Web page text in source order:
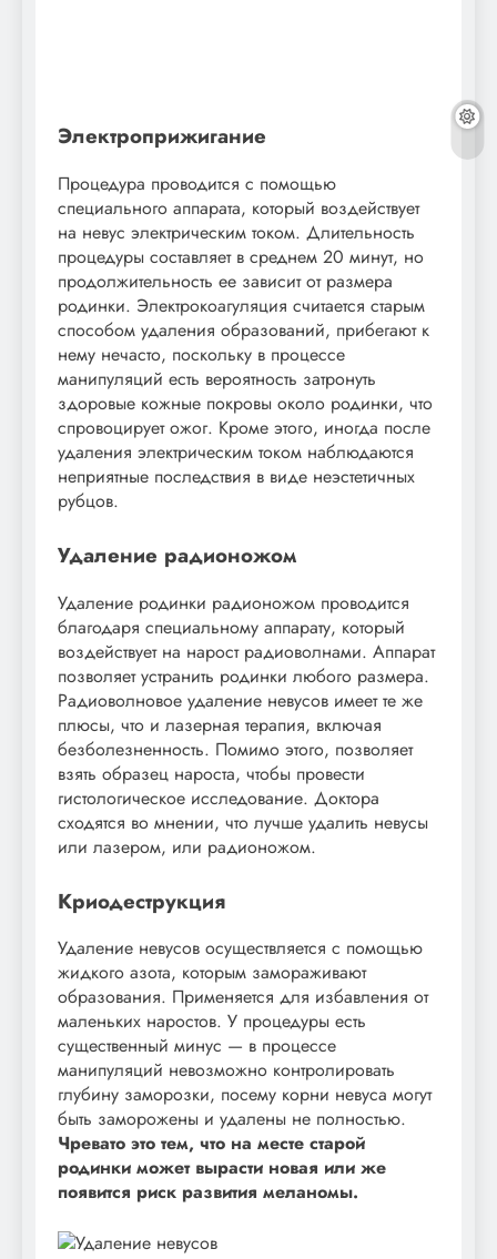
Электроприжигание
Процедура проводится с помощью
специального аппарата, который воздействует
на невус электрическим током. Длительность
процедуры составляет в среднем 20 минут, но
продолжительность ее зависит от размера
родинки. Электрокоагуляция считается старым
способом удаления образований, прибегают к
нему нечасто, поскольку в процессе
манипуляций есть вероятность затронуть
здоровые кожные покровы около родинки, что
спровоцирует ожог. Кроме этого, иногда после
удаления электрическим током наблюдаются
неприятные последствия в виде неэстетичных
рубцов.
Удаление радионожом
Удаление родинки радионожом проводится
благодаря специальному аппарату, который
воздействует на нарост радиоволнами. Аппарат
позволяет устранить родинки любого размера.
Радиоволновое удаление невусов имеет те же
плюсы, что и лазерная терапия, включая
безболезненность. Помимо этого, позволяет
взять образец нароста, чтобы провести
гистологическое исследование. Доктора
сходятся во мнении, что лучше удалить невусы
или лазером, или радионожом.
Криодеструкция
Удаление невусов осуществляется с помощью
жидкого азота, которым замораживают
образования. Применяется для избавления от
маленьких наростов. У процедуры есть
существенный минус — в процессе
манипуляций невозможно контролировать
глубину заморозки, посему корни невуса могут
быть заморожены и удалены не полностью.
Чревато это тем, что на месте старой
родинки может вырасти новая или же
появится риск развития меланомы.